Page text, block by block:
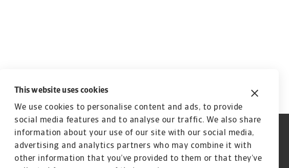
This website uses cookies
We use cookies to personalise content and ads, to provide
social media features and to analyse our traffic. We also share
information about your use of our site with our social media,
advertising and analytics partners who may combine it with
other information that you’ve provided to them or that they’ve